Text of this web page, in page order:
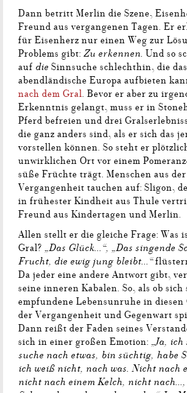
Dann betritt Merlin die Szene,
Freund aus vergangenen Tagen. Er
für Eisenherz nur einen Weg zur
Problems gibt: Zu erkennen. Und so
auf die Sinnsuche schlechthin, die das
abendländische Europa aufbieten
nach dem Gral. Bevor er aber zu
Erkenntnis gelangt, muss er in
Pferd befreien und drei
die ganz anders sind, als er sich das
vorstellen können. So steht er
unwirklichen Ort vor einem
süße Früchte trägt. Menschen aus der
Vergangenheit tauchen auf: Sligon,
in frühester Kindheit aus Thule
Freund aus Kindertagen und Merlin.
Allen stellt er die gleiche Frage: Was
Gral? „Das Glück...“, „Das singende
Frucht, die ewig jung bleibt...“
Da jeder eine andere Antwort gibt,
seine inneren Kabalen. So, als ob
empfundene Lebensunruhe in diesen
der Vergangenheit und Gegenwart
Dann reißt der Faden seines
sich in einer großen Emotion: „Ja, ich
suche nach etwas, bin süchtig, habe
ich weiß nicht, nach was. Nicht nach
nicht nach einem Kelch, nicht